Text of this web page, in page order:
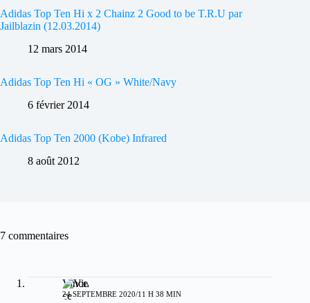
Adidas Top Ten Hi x 2 Chainz 2 Good to be T.R.U par
Jailblazin (12.03.2014)
12 mars 2014
Adidas Top Ten Hi « OG » White/Navy
6 février 2014
Adidas Top Ten 2000 (Kobe) Infrared
8 août 2012
7 commentaires
Vince
24 SEPTEMBRE 2020/11 H 38 MIN